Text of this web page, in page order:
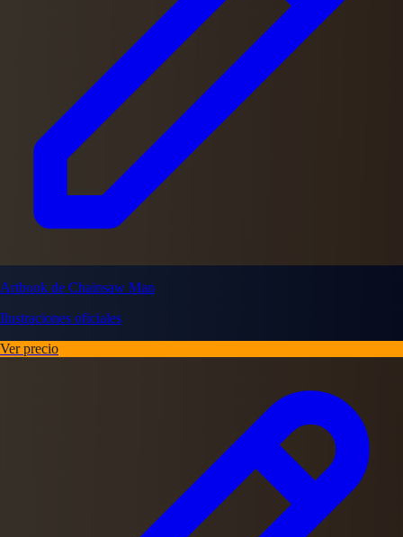
Artbook de Chainsaw Man
Ilustraciones oficiales
Ver precio